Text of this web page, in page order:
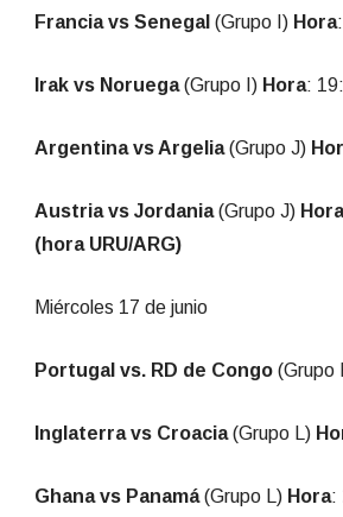
Francia vs Senegal (Grupo I) Hora
Irak vs Noruega(Grupo I) Hora:
Argentina vs Argelia(Grupo J)
Austria vs Jordania(Grupo J) Hora
(hora URU/ARG)
Miércoles 17 de junio
Portugal vs. RD de Congo (Grupo
Inglaterra vs Croacia(Grupo L)
Ghana vs Panamá(Grupo L) Hora: